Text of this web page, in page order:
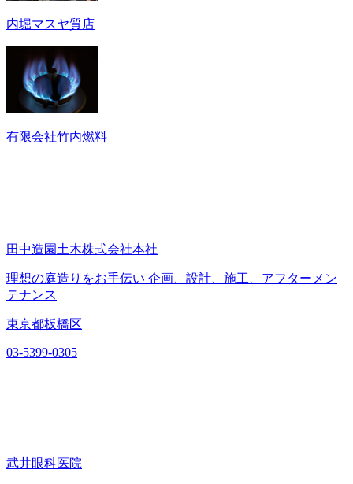
内堀マスヤ質店
有限会社竹内燃料
田中造園土木株式会社本社
理想の庭造りをお手伝い 企画、設計、施工、アフターメン
テナンス
東京都板橋区
03-5399-0305
武井眼科医院